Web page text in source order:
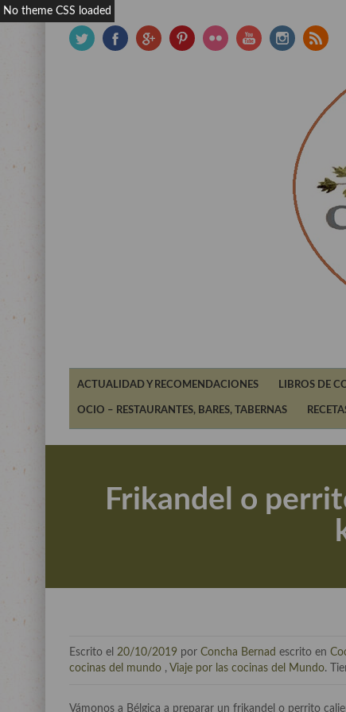
ACTUALIDAD Y RECOMENDACIONES LIBROS DE
OCIO – RESTAURANTES, BARES, TABERNAS
Frikandel o
Escrito el 20/10/2019 por Concha Bernad escrito en
cocinas del mundo , Viaje por las cocinas del Mundo.
Vámonos a Bélgica a preparar un frikandel o perrito
No theme CSS loaded